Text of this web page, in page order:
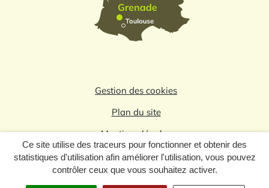
Ce site utilise des traceurs pour fonctionner et obtenir des
statistiques d'utilisation afin améliorer l'utilisation, vous pouvez
contrôler ceux que vous souhaitez activer.
Gestion des cookies
Plan du site
Mentions légales
Politique de confidentialité